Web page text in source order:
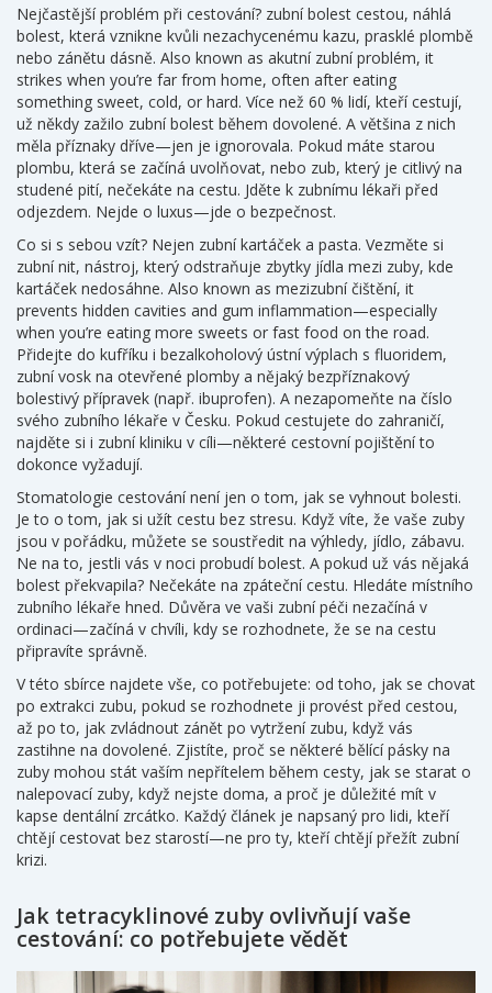
Nejčastější problém při cestování? zubní bolest cestou, náhlá
bolest, která vznikne kvůli nezachycenému kazu, prasklé plombě
nebo zánětu dásně. Also known as akutní zubní problém, it
strikes when you’re far from home, often after eating
something sweet, cold, or hard. Více než 60 % lidí, kteří cestují,
už někdy zažilo zubní bolest během dovolené. A většina z nich
měla příznaky dříve—jen je ignorovala. Pokud máte starou
plombu, která se začíná uvolňovat, nebo zub, který je citlivý na
studené pití, nečekáte na cestu. Jděte k zubnímu lékaři před
odjezdem. Nejde o luxus—jde o bezpečnost.
Co si s sebou vzít? Nejen zubní kartáček a pasta. Vezměte si
zubní nit, nástroj, který odstraňuje zbytky jídla mezi zuby, kde
kartáček nedosáhne. Also known as mezizubní čištění, it
prevents hidden cavities and gum inflammation—especially
when you’re eating more sweets or fast food on the road.
Přidejte do kufříku i bezalkoholový ústní výplach s fluoridem,
zubní vosk na otevřené plomby a nějaký bezpříznakový
bolestivý přípravek (např. ibuprofen). A nezapomeňte na číslo
svého zubního lékaře v Česku. Pokud cestujete do zahraničí,
najděte si i zubní kliniku v cíli—některé cestovní pojištění to
dokonce vyžadují.
Stomatologie cestování není jen o tom, jak se vyhnout bolesti.
Je to o tom, jak si užít cestu bez stresu. Když víte, že vaše zuby
jsou v pořádku, můžete se soustředit na výhledy, jídlo, zábavu.
Ne na to, jestli vás v noci probudí bolest. A pokud už vás nějaká
bolest překvapila? Nečekáte na zpáteční cestu. Hledáte místního
zubního lékaře hned. Důvěra ve vaši zubní péči nezačíná v
ordinaci—začíná v chvíli, kdy se rozhodnete, že se na cestu
připravíte správně.
V této sbírce najdete vše, co potřebujete: od toho, jak se chovat
po extrakci zubu, pokud se rozhodnete ji provést před cestou,
až po to, jak zvládnout zánět po vytržení zubu, když vás
zastihne na dovolené. Zjistíte, proč se některé bělící pásky na
zuby mohou stát vaším nepřítelem během cesty, jak se starat o
nalepovací zuby, když nejste doma, a proč je důležité mít v
kapse dentální zrcátko. Každý článek je napsaný pro lidi, kteří
chtějí cestovat bez starostí—ne pro ty, kteří chtějí přežít zubní
krizi.
Jak tetracyklinové zuby ovlivňují vaše
cestování: co potřebujete vědět